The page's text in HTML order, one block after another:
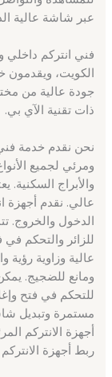
عبر شاشة عالية
فني انتركم
الكويت، ويقدمون
جودة عالية من
ذات تقنية الآي بي.
نحن نقدم خدمة
ومرئي لجميع
عالي. نقدم أجهزة
الدخول والخروج.
للزائر والتحكم
عالية وزاوية
ومانع للضجيج.
للتحكم في فتح
مستمرة وتبديل
أجهزة الانتركم
ربط أجهزة